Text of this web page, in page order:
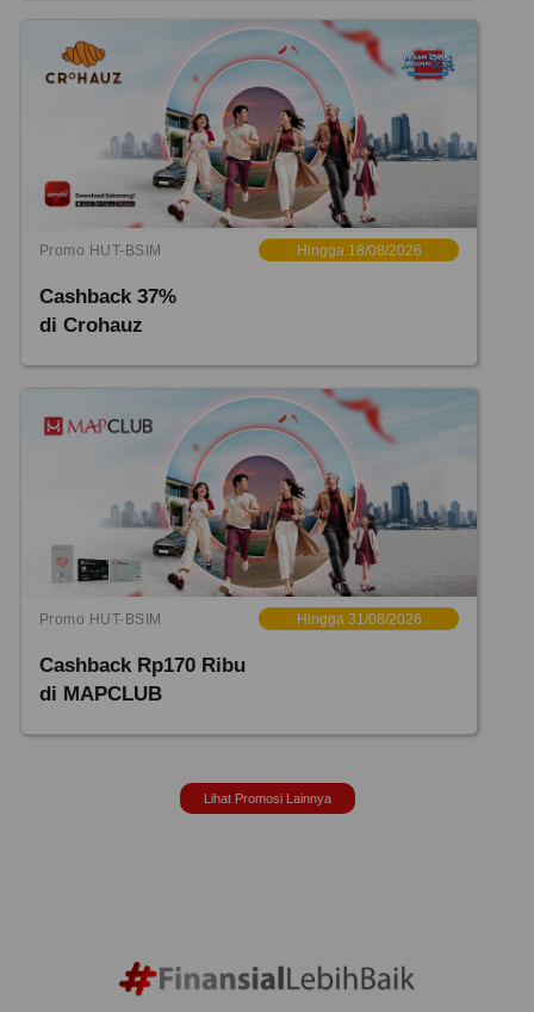
Promo HUT-BSIM Hingga 18/08/2026
Cashback 37%
di Crohauz
Promo HUT-BSIM Hingga 31/08/2026
Cashback Rp170 Ribu
di MAPCLUB
Lihat Promosi Lainnya